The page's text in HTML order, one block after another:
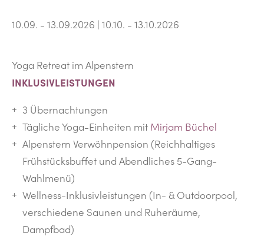
10.09. - 13.09.2026 | 10.10. - 13.10.2026
Yoga Retreat im Alpenstern
INKLUSIVLEISTUNGEN
3 Übernachtungen
Tägliche Yoga-Einheiten mit Mirjam Büchel
Alpenstern Verwöhnpension (Reichhaltiges
Frühstücksbuffet und Abendliches 5-Gang-
Wahlmenü)
Wellness-Inklusivleistungen (In- & Outdoorpool,
verschiedene Saunen und Ruheräume,
Dampfbad)